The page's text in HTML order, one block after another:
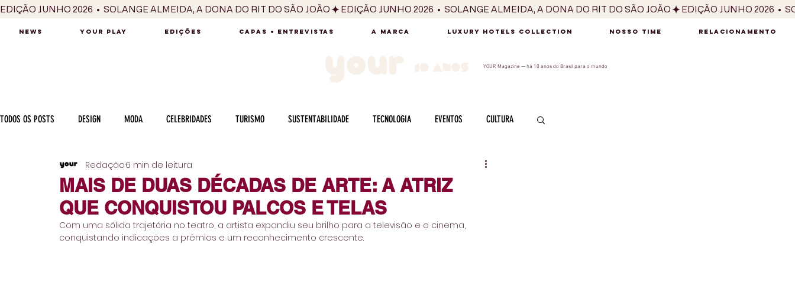
EDIÇÃO JUNHO 2026  •  SOLANGE ALMEIDA, A DONA DO RIT DO SÃO JOÃO
NEWS YOUR PLAY EDIÇÕES CAPAS + ENTREVISTAS A MARCA LUXURY HOTELS COLLECTION NOSSO TIME RELACIONAMENTO
YOUR Magazine — há 10 anos do Brasil para o mundo
TODOS OS POSTS DESIGN MODA CELEBRIDADES TURISMO SUSTENTABILIDADE TECNOLOGIA EVENTOS CULTURA
MÚSICA SÉRIES / TV INTERNACIONAL
CULINÁRIA PESSOAS CARREIRA VINHOS SABOR SEXUALIDADE
MAIS DE DUAS DÉCADAS DE ARTE: A ATRIZ
QUE CONQUISTOU PALCOS E TELAS
Redação6 min de leitura
Com uma sólida trajetória no teatro, a artista expandiu seu brilho para a televisão e o cinema,
conquistando indicações a prêmios e um reconhecimento crescente.